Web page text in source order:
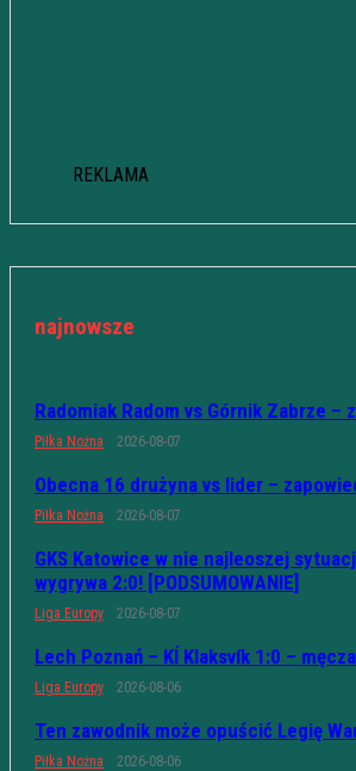
REKLAMA
najnowsze
Radomiak Radom vs Górnik Zabrze –
Piłka Nożna 2026-08-07
Obecna 16 drużyna vs lider –
Piłka Nożna 2026-08-07
GKS Katowice w nie najleoszej
wygrywa 2:0! [PODSUMOWANIE]
Liga Europy 2026-08-07
Lech Poznań – KÍ Klaksvík 1:0 –
Liga Europy 2026-08-06
Ten zawodnik może opuścić Legię
Piłka Nożna 2026-08-06